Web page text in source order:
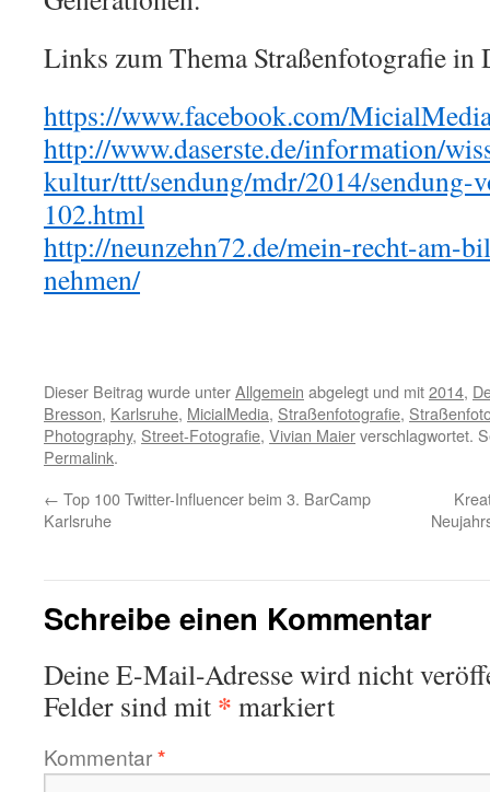
Links zum Thema Straßenfotografie in
https://www.facebook.com/
http://www.daserste.de/information/
kultur/ttt/sendung/mdr/2014/sendung-
102.html
http://neunzehn72.de/mein-recht-am-
nehmen/
Dieser Beitrag wurde unterAllgemein abgelegt und mit2014,
Bresson, Karlsruhe, MicialMedia, Straßenfotografie,
Photography, Street-Fotografie, Vivian Maierverschlagwortet.
Permalink.
← Top 100 Twitter-Influencer beim 3. BarCamp
Karlsruhe
Schreibe einen Kommentar
Deine E-Mail-Adresse wird nicht
Felder sind mit * markiert
Kommentar*